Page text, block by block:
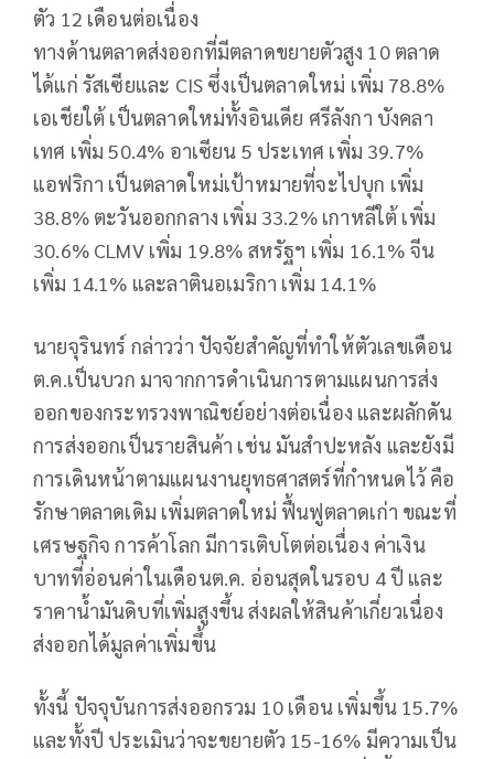
ตัว 12 เดือนต่อเนื่อง
ทางด้านตลาดส่งออกที่มีตลาดขยายตัวสูง 10 ตลาด
ได้แก่ รัสเซียและ CIS ซึ่งเป็นตลาดใหม่ เพิ่ม 78.8%
เอเชียใต้ เป็นตลาดใหม่ทั้งอินเดีย ศรีลังกา บังคลา
เทศ เพิ่ม 50.4% อาเซียน 5 ประเทศ เพิ่ม 39.7%
แอฟริกา เป็นตลาดใหม่เป้าหมายที่จะไปบุก เพิ่ม
38.8% ตะวันออกกลาง เพิ่ม 33.2% เกาหลีใต้ เพิ่ม
30.6% CLMV เพิ่ม 19.8% สหรัฐฯ เพิ่ม 16.1% จีน
เพิ่ม 14.1% และลาตินอเมริกา เพิ่ม 14.1%
นายจุรินทร์ กล่าวว่า ปัจจัยสำคัญที่ทำให้ตัวเลขเดือน
ต.ค.เป็นบวก มาจากการดำเนินการตามแผนการส่ง
ออกของกระทรวงพาณิชย์อย่างต่อเนื่อง และผลักดัน
การส่งออกเป็นรายสินค้า เช่น มันสำปะหลัง และยังมี
การเดินหน้าตามแผนงานยุทธศาสตร์ที่กำหนดไว้ คือ
รักษาตลาดเดิม เพิ่มตลาดใหม่ ฟื้นฟูตลาดเก่า ขณะที่
เศรษฐกิจ การค้าโลก มีการเติบโตต่อเนื่อง ค่าเงิน
บาทที่อ่อนค่าในเดือนต.ค. อ่อนสุดในรอบ 4 ปี และ
ราคาน้ำมันดิบที่เพิ่มสูงขึ้น ส่งผลให้สินค้าเกี่ยวเนื่อง
ส่งออกได้มูลค่าเพิ่มขึ้น
ทั้งนี้ ปัจจุบันการส่งออกรวม 10 เดือน เพิ่มขึ้น 15.7%
และทั้งปี ประเมินว่าจะขยายตัว 15-16% มีความเป็น